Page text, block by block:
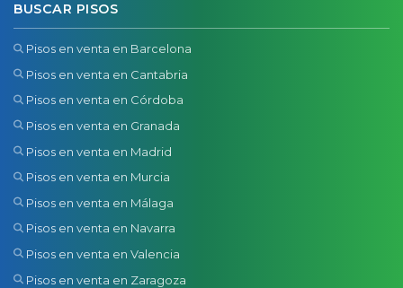
BUSCAR PISOS
Pisos en venta en Barcelona
Pisos en venta en Cantabria
Pisos en venta en Córdoba
Pisos en venta en Granada
Pisos en venta en Madrid
Pisos en venta en Murcia
Pisos en venta en Málaga
Pisos en venta en Navarra
Pisos en venta en Valencia
Pisos en venta en Zaragoza